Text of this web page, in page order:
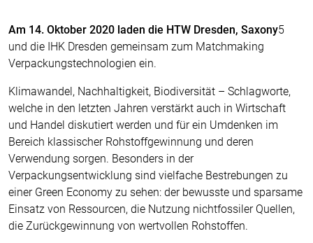
Am 14. Oktober 2020 laden die HTW Dresden, Saxony5
und die IHK Dresden gemeinsam zum Matchmaking
Verpackungstechnologien ein.
Klimawandel, Nachhaltigkeit, Biodiversität – Schlagworte,
welche in den letzten Jahren verstärkt auch in Wirtschaft
und Handel diskutiert werden und für ein Umdenken im
Bereich klassischer Rohstoffgewinnung und deren
Verwendung sorgen. Besonders in der
Verpackungsentwicklung sind vielfache Bestrebungen zu
einer Green Economy zu sehen: der bewusste und sparsame
Einsatz von Ressourcen, die Nutzung nichtfossiler Quellen,
die Zurückgewinnung von wertvollen Rohstoffen.